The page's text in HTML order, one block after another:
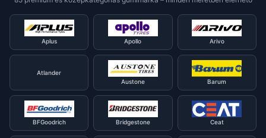
Aplus Apollo Arivo
Atlander
Austone
Barum
BFGoodrich Bridgestone Ceat